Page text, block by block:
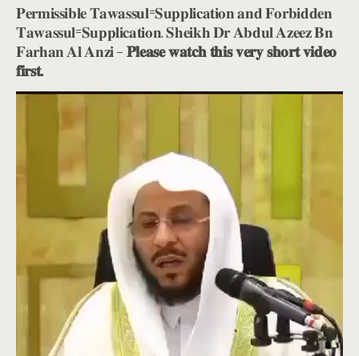
𝐏𝐞𝐫𝐦𝐢𝐬𝐬𝐢𝐛𝐥𝐞 𝐓𝐚𝐰𝐚𝐬𝐬𝐮𝐥=𝐒𝐮𝐩𝐩𝐥𝐢𝐜𝐚𝐭𝐢𝐨𝐧 𝐚𝐧𝐝 𝐅𝐨𝐫𝐛𝐢𝐝𝐝𝐞𝐧
𝐓𝐚𝐰𝐚𝐬𝐬𝐮𝐥=𝐒𝐮𝐩𝐩𝐥𝐢𝐜𝐚𝐭𝐢𝐨𝐧. 𝐒𝐡𝐞𝐢𝐤𝐡 𝐃𝐫 𝐀𝐛𝐝𝐮𝐥 𝐀𝐳𝐞𝐞𝐳 𝐁𝐧
𝐅𝐚𝐫𝐡𝐚𝐧 𝐀𝐥 𝐀𝐧𝐳𝐢 –𝐏𝐥𝐞𝐚𝐬𝐞 𝐰𝐚𝐭𝐜𝐡 𝐭𝐡𝐢𝐬 𝐯𝐞𝐫𝐲 𝐬𝐡𝐨𝐫𝐭 𝐯𝐢𝐝𝐞𝐨
𝐟𝐢𝐫𝐬𝐭.